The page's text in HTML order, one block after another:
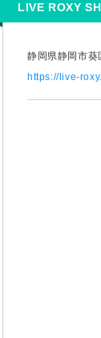
LIVE ROXY
静岡県静岡市
https://live-